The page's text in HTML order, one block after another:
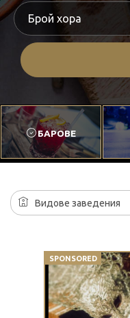
БАРОВЕ
Видове заведения
SPONSORED